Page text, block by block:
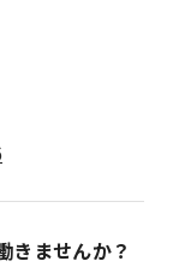
きませんか？